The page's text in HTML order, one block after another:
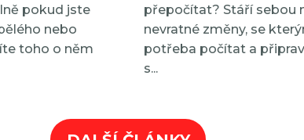
pokud jste
nebo
toho o něm
přepočítat? Stáří sebou
nevratné změny, se
potřeba počítat a
s...